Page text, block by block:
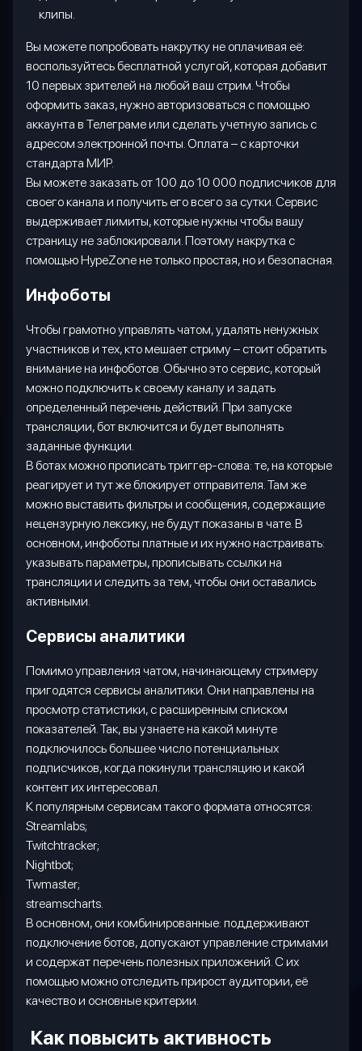
клипы.
Вы можете попробовать накрутку не оплачивая её:
воспользуйтесь бесплатной услугой, которая добавит
10 первых зрителей на любой ваш стрим. Чтобы
оформить заказ, нужно авторизоваться с помощью
аккаунта в Телеграме или сделать учетную запись с
адресом электронной почты. Оплата – с карточки
стандарта МИР.
Вы можете заказать от 100 до 10 000 подписчиков для
своего канала и получить его всего за сутки. Сервис
выдерживает лимиты, которые нужны чтобы вашу
страницу не заблокировали. Поэтому накрутка с
помощьюHypeZoneне только простая, но и безопасная.
Инфоботы
Чтобы грамотно управлять чатом, удалять ненужных
участников и тех, кто мешает стриму – стоит обратить
внимание на инфоботов. Обычно это сервис, который
можно подключить к своему каналу и задать
определенный перечень действий. При запуске
трансляции, бот включится и будет выполнять
заданные функции.
В ботах можно прописать триггер-слова: те, на которые
реагирует и тут же блокирует отправителя. Там же
можно выставить фильтры и сообщения, содержащие
нецензурную лексику, не будут показаны в чате. В
основном, инфоботы платные и их нужно настраивать:
указывать параметры, прописывать ссылки на
трансляции и следить за тем, чтобы они оставались
активными.
Сервисы аналитики
Помимо управления чатом, начинающему стримеру
пригодятся сервисы аналитики. Они направлены на
просмотр статистики, с расширенным списком
показателей. Так, вы узнаете на какой минуте
подключилось большее число потенциальных
подписчиков, когда покинули трансляцию и какой
контент их интересовал.
К популярным сервисам такого формата относятся:
Streamlabs;
Twitchtracker;
Nightbot;
Twmaster;
streamscharts.
В основном, они комбинированные: поддерживают
подключение ботов, допускают управление стримами
и содержат перечень полезных приложений. С их
помощью можно отследить прирост аудитории, её
качество и основные критерии.
Как повысить активность